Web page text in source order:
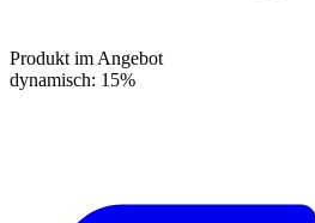
Produkt im Angebot
dynamisch: 15%